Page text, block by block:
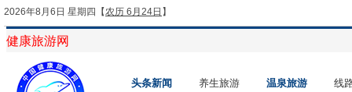
2026年8月6日 星期四 【农历 6月24日 】
健康旅游网
头条新闻 养生旅游 温泉旅游
线